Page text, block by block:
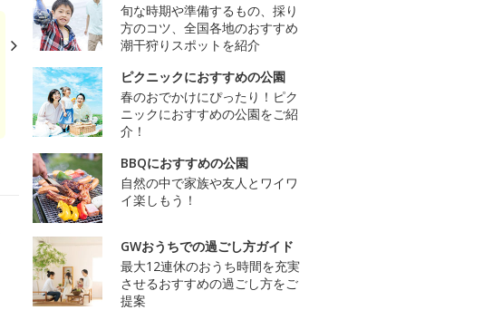
旬な時期や準備するもの、採り
方のコツ、全国各地のおすすめ
潮干狩りスポットを紹介
ピクニックにおすすめの公園
春のおでかけにぴったり！ピク
ニックにおすすめの公園をご紹
介！
BBQにおすすめの公園
自然の中で家族や友人とワイワ
イ楽しもう！
GWおうちでの過ごし方ガイド
最大12連休のおうち時間を充実
させるおすすめの過ごし方をご
提案